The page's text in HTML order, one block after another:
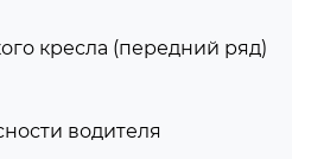
кресла (передний ряд)
водителя